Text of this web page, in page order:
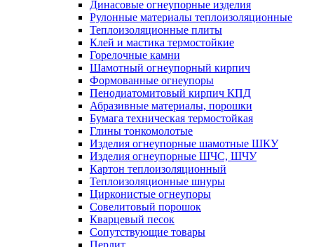
Динасовые огнеупорные изделия
Рулонные материалы теплоизоляционные
Тепло­изоляционные плиты
Клей и мастика термостойкие
Горелочные камни
Шамотный огнеупорный кирпич
Формованные огнеупоры
Пенодиатомитовый кирпич КПД
Абразивные материалы, порошки
Бумага техническая термостойкая
Глины тонкомолотые
Изделия огнеупорные шамотные ШКУ
Изделия огнеупорные ШЧС, ШЧУ
Картон теплоизоляционный
Теплоизоляционные шнуры
Цирконистые огнеупоры
Совелитовый порошок
Кварцевый песок
Сопутствующие товары
Перлит